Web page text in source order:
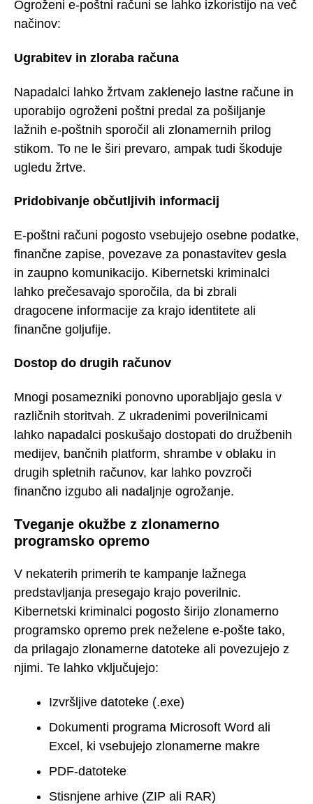
Ogroženi e-poštni računi se lahko izkoristijo na več
načinov:
Ugrabitev in zloraba računa
Napadalci lahko žrtvam zaklenejo lastne račune in
uporabijo ogroženi poštni predal za pošiljanje
lažnih e-poštnih sporočil ali zlonamernih prilog
stikom. To ne le širi prevaro, ampak tudi škoduje
ugledu žrtve.
Pridobivanje občutljivih informacij
E-poštni računi pogosto vsebujejo osebne podatke,
finančne zapise, povezave za ponastavitev gesla
in zaupno komunikacijo. Kibernetski kriminalci
lahko prečesavajo sporočila, da bi zbrali
dragocene informacije za krajo identitete ali
finančne goljufije.
Dostop do drugih računov
Mnogi posamezniki ponovno uporabljajo gesla v
različnih storitvah. Z ukradenimi poverilnicami
lahko napadalci poskušajo dostopati do družbenih
medijev, bančnih platform, shrambe v oblaku in
drugih spletnih računov, kar lahko povzroči
finančno izgubo ali nadaljnje ogrožanje.
Tveganje okužbe z zlonamerno
programsko opremo
V nekaterih primerih te kampanje lažnega
predstavljanja presegajo krajo poverilnic.
Kibernetski kriminalci pogosto širijo zlonamerno
programsko opremo prek neželene e-pošte tako,
da prilagajo zlonamerne datoteke ali povezujejo z
njimi. Te lahko vključujejo:
Izvršljive datoteke (.exe)
Dokumenti programa Microsoft Word ali
Excel, ki vsebujejo zlonamerne makre
PDF-datoteke
Stisnjene arhive (ZIP ali RAR)